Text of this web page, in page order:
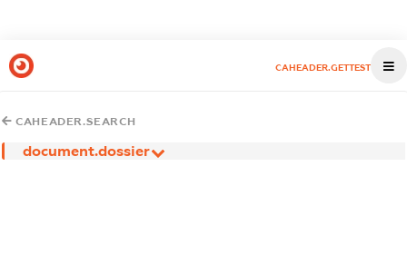
CAHEADER.GETTEST
CAHEADER.SEARCH
document.dossier